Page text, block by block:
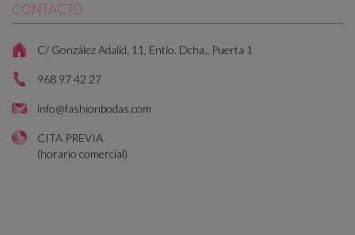
CONTACTO
C/ González Adalid, 11, Entlo. Dcha., Puerta 1
968 97 42 27
info@fashionbodas.com
CITA PREVIA
(horario comercial)